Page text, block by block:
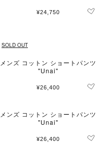
¥24,750
SOLD OUT
メンズ コットン ショートパンツ
"Unai"
¥26,400
メンズ コットン ショートパンツ
"Unai"
¥26,400